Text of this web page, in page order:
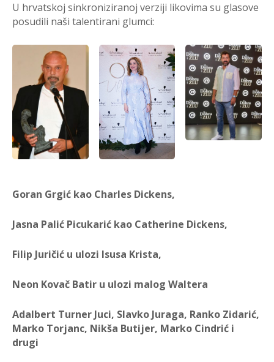
U hrvatskoj sinkroniziranoj verziji likovima su glasove
posudili naši talentirani glumci:
Goran Grgić kao Charles Dickens,
Jasna Palić Picukarić kao Catherine Dickens,
Filip Juričić u ulozi Isusa Krista,
Neon Kovač Batir u ulozi malog Waltera
Adalbert Turner Juci, Slavko Juraga, Ranko Zidarić,
Marko Torjanc, Nikša Butijer, Marko Cindrić i
drugi